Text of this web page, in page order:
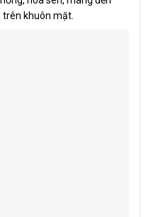
trên khuôn mặt.